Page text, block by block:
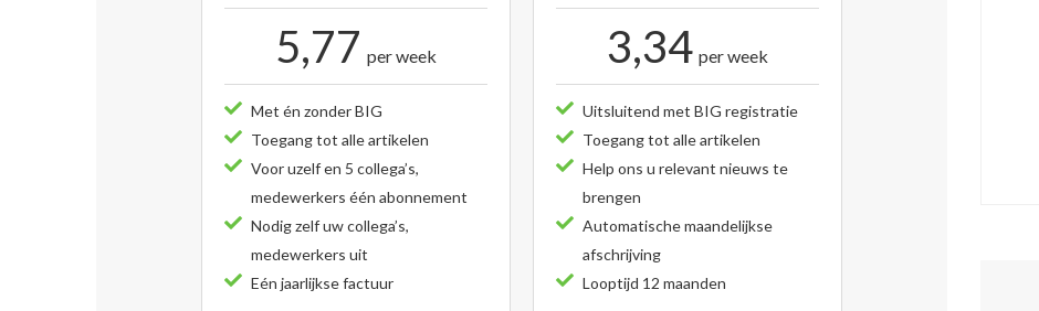
5,77 per week
Met én zonder BIG
Toegang tot alle artikelen
Voor uzelf en 5 collega’s,
medewerkers één abonnement
Nodig zelf uw collega’s,
medewerkers uit
Eén jaarlijkse factuur
3,34 per week
Uitsluitend met BIG registratie
Toegang tot alle artikelen
Help ons u relevant nieuws te
brengen
Automatische maandelijkse
afschrijving
Looptijd 12 maanden